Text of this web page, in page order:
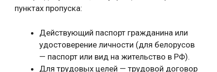
пунктах пропуска:
Действующий паспорт гражданина или
удостоверение личности (для белорусов
— паспорт или вид на жительство в РФ).
Для трудовых целей — трудовой договор